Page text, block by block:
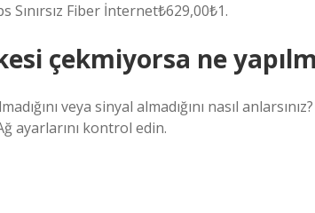
Sınırsız Fiber İnternet₺629,00₺1.
çekmiyorsa ne
veya sinyal almadığını nasıl
ayarlarını kontrol edin.